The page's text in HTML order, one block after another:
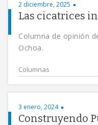
2 diciembre, 2025
Las cicatrices
Columna de opinión
Ochoa.
Columnas
3 enero, 2024
Construyendo